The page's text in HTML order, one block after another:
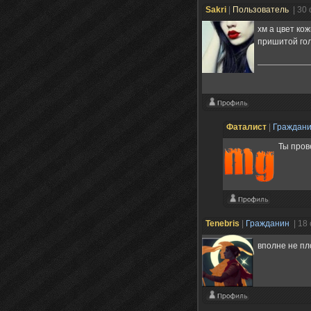
Sakri Пользователь
|
хм а цвет
пришитой
Фаталист
Ты
Tenebris Гражданин |
вполне не